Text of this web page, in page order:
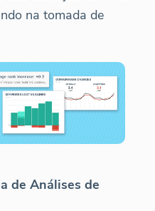
na tomada de
de Análises de